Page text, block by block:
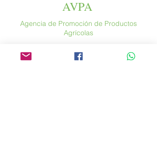
AVPA
Agencia de Promoción de Productos
Agrícolas
Espace altura